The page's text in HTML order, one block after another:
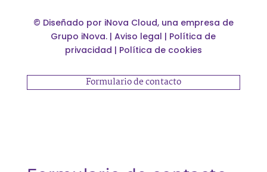
© Diseñado por iNova Cloud, una empresa de
Grupo iNova. |Aviso legal | Política de
privacidad | Política de cookies
Formulario de contacto